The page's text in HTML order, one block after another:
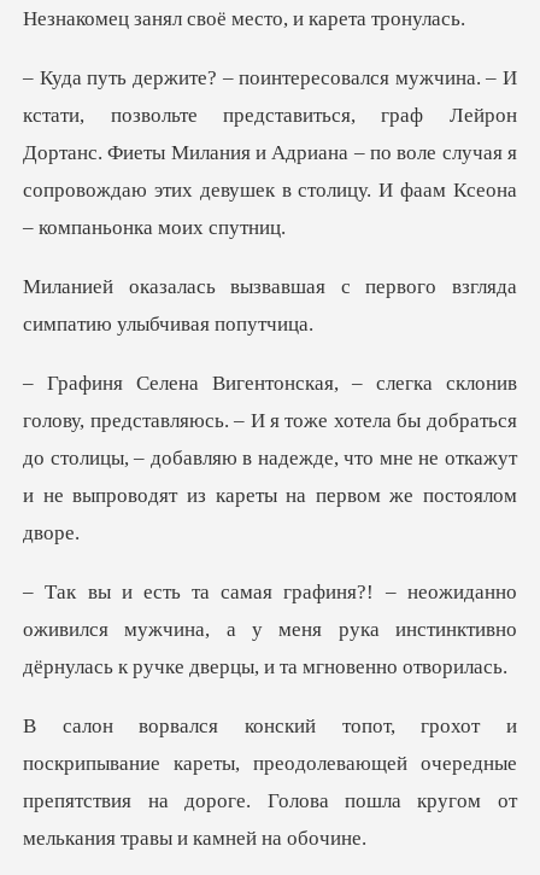
своё место, и к
тавиться, граф Лейрон
Дортанс. Фиеты Милания и Адриана – по воле случая я
с
шая с первого взгляда
сим
– И я тоже хотела бы добраться
до столицы, – добавляю в надежде, что
оживился мужчина, а у меня рука инстинктивно
дёр
ареты, преодолевающей очередные
препятствия на дороге. Г